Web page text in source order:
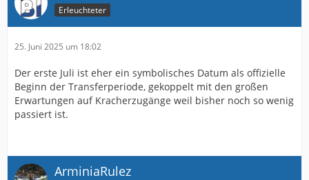
Erleuchteter
25. Juni 2025 um 18:02
Der erste Juli ist eher ein symbolisches Datum als offizielle
Beginn der Transferperiode, gekoppelt mit den großen
Erwartungen auf Kracherzugänge weil bisher noch so wenig
passiert ist.
ArminiaRulez